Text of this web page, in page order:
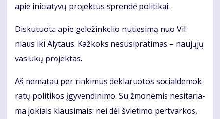
apie ini­cia­ty­vų pro­jek­tus spren­dė po­li­ti­kai.
Dis­ku­tuo­ta apie ge­le­žin­ke­lio nu­tie­si­mą nuo Vil­
niaus iki Aly­taus. Kaž­koks nesu­si­pra­ti­mas – nau­jų­jų
va­siu­kų pro­jek­tas.
Aš ne­ma­tau per rin­ki­mus de­kla­ruo­tos so­cial­de­mok­
ra­tų po­li­ti­kos įgy­ven­di­ni­mo. Su žmo­nė­mis ne­si­ta­ria­
ma jo­kiais klau­si­mais: nei dėl švie­ti­mo per­tvar­kos,